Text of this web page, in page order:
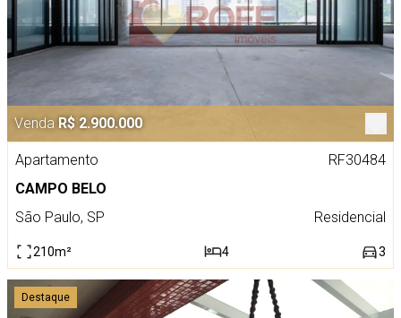
Venda R$ 2.900.000
Apartamento
RF30484
CAMPO BELO
São Paulo, SP
Residencial
210m² 4 3
Destaque